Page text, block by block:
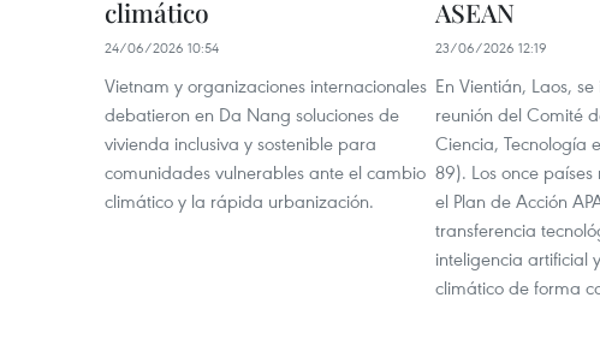
climático
24/06/2026 10:54
Vietnam y organizaciones internacionales
debatieron en Da Nang soluciones de
vivienda inclusiva y sostenible para
comunidades vulnerables ante el cambio
climático y la rápida urbanización.
ASEAN
23/06/2026 12:19
En Vientián, Laos,
reunión del Comité
Ciencia, Tecnología
89). Los once
el Plan de Acción
transferencia
inteligencia artificial
climático de forma